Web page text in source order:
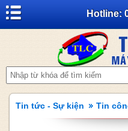
Hotline:
Tin tức - Sự kiện Tin